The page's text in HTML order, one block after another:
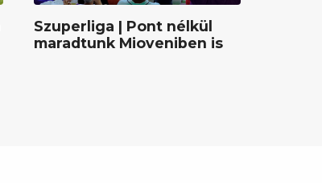
Szuperliga | Pont nélkül
maradtunk Mioveniben is